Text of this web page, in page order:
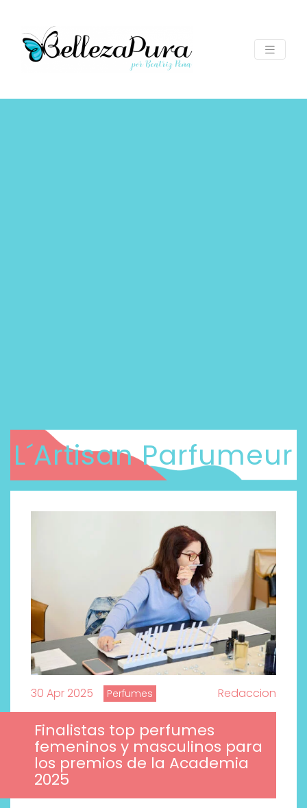
L´Artisan Parfumeur
30 Apr 2025 Perfumes Redaccion
Finalistas top perfumes
femeninos y masculinos para
los premios de la Academia
2025